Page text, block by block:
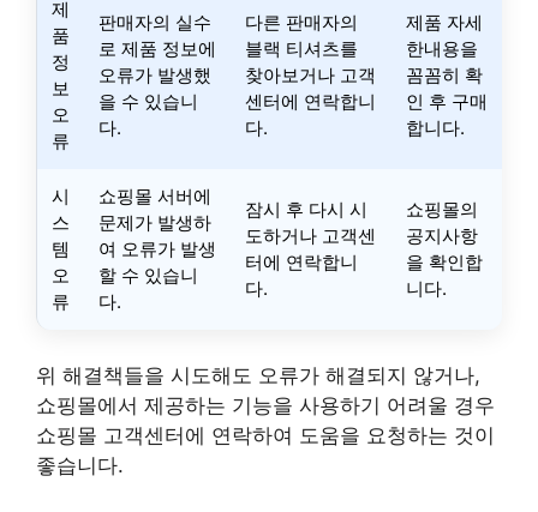
제
품
정
보
오
류
판매자의 실수
로 제품 정보에
오류가 발생했
을 수 있습니
다.
다른 판매자의
블랙 티셔츠를
찾아보거나 고객
센터에 연락합니
다.
제품 자세
한내용을
꼼꼼히 확
인 후 구매
합니다.
시
스
템
오
류
쇼핑몰 서버에
문제가 발생하
여 오류가 발생
할 수 있습니
다.
잠시 후 다시 시
도하거나 고객센
터에 연락합니
다.
쇼핑몰의
공지사항
을 확인합
니다.
위 해결책들을 시도해도 오류가 해결되지 않거나,
쇼핑몰에서 제공하는 기능을 사용하기 어려울 경우
쇼핑몰 고객센터에 연락하여 도움을 요청하는 것이
좋습니다.